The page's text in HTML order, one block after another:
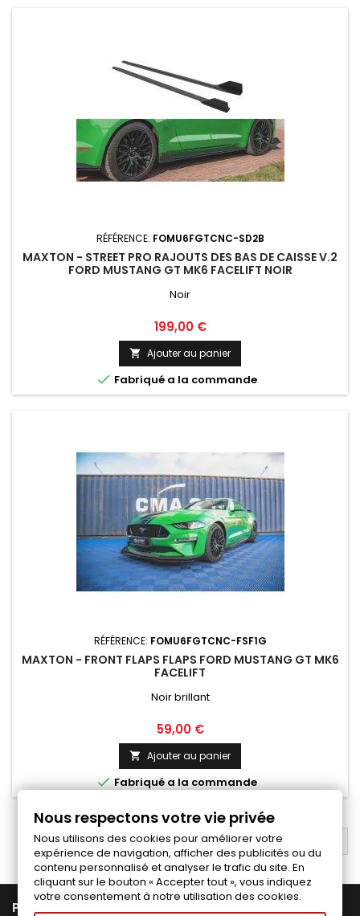
RÉFÉRENCE: FOMU6FGTCNC-SD2B
MAXTON - STREET PRO RAJOUTS DES BAS DE CAISSE V.2
FORD MUSTANG GT MK6 FACELIFT NOIR
Noir
Prix
199,00 €
 Ajouter au panier
 Fabriqué a la commande
RÉFÉRENCE: FOMU6FGTCNC-FSF1G
MAXTON - FRONT FLAPS FLAPS FORD MUSTANG GT MK6
FACELIFT
Noir brillant
Prix
59,00 €
 Ajouter au panier
Fabriqué a la commande
RETOUR EN HAUT
PRODUITS
Nous respectons votre vie privée
Nous utilisons des cookies pour améliorer votre
expérience de navigation, afficher des publicités ou du
contenu personnalisé et analyser le trafic du site. En
cliquant sur le bouton « Accepter tout », vous indiquez
votre consentement à notre utilisation des cookies.